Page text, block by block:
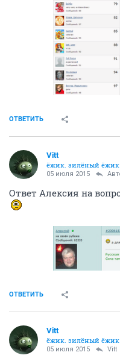
ОТВЕТИТЬ
Vitt
ёжик. зилёный ёжик
05 июля 2015
Ответ Алексия на
ОТВЕТИТЬ
Vitt
ёжик. зилёный ёжик
05 июля 2015 Vitt